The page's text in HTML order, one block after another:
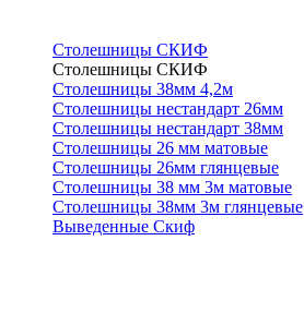
Столешницы СКИФ
Столешницы СКИФ
Столешницы 38мм 4,2м
Столешницы нестандарт 26мм
Столешницы нестандарт 38мм
Столешницы 26 мм матовые
Столешницы 26мм глянцевые
Столешницы 38 мм 3м матовые
Столешницы 38мм 3м глянцевые
Выведенные Скиф